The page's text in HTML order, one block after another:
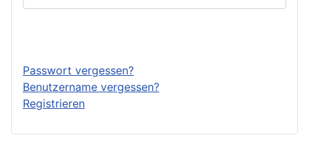
Passwort vergessen?
Benutzername vergessen?
Registrieren